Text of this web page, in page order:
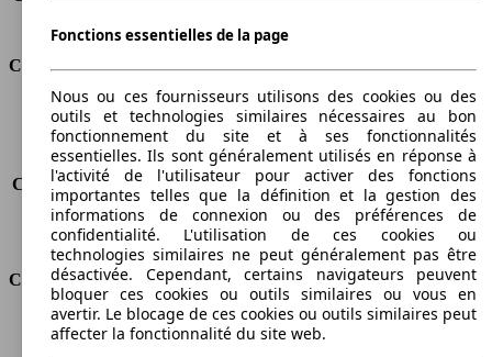
Consommation
Émissions de CO2*
Consommation (ville)
-
Consommation (route)
-
Consommation (combinée)* -
Classe d'émissions
Euro 6d-TEMP
Capacité du réservoir
55 l
Classes d'assurance
Tous risques
-
Fonctions essentielles de la page
Nous ou ces fournisseurs utilisons des cookies ou des
outils et technologies similaires nécessaires au bon
fonctionnement du site et à ses fonctionnalités
essentielles. Ils sont généralement utilisés en réponse à
l'activité de l'utilisateur pour activer des fonctions
importantes telles que la définition et la gestion des
informations de connexion ou des préférences de
confidentialité. L'utilisation de ces cookies ou
technologies similaires ne peut généralement pas être
désactivée. Cependant, certains navigateurs peuvent
bloquer ces cookies ou outils similaires ou vous en
avertir. Le blocage de ces cookies ou outils similaires peut
affecter la fonctionnalité du site web.